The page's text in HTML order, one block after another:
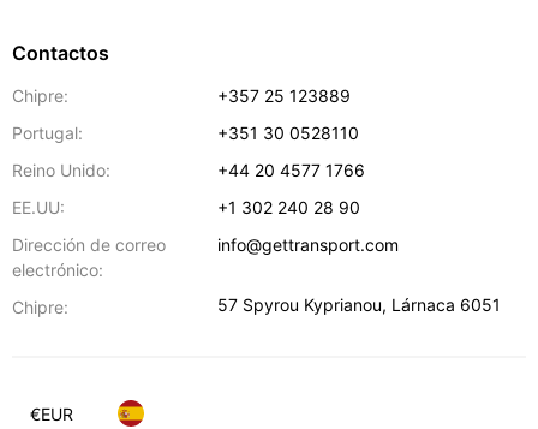
Contactos
Chipre:
+357 25 123889
Portugal:
+351 30 0528110
Reino Unido:
+44 20 4577 1766
EE.UU:
+1 302 240 28 90
Dirección de correo
electrónico:
info@gettransport.com
Chipre: 57 Spyrou Kyprianou, Lárnaca 6051
€EUR